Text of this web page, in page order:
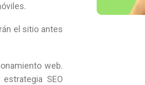
el sitio antes
web.
SEO